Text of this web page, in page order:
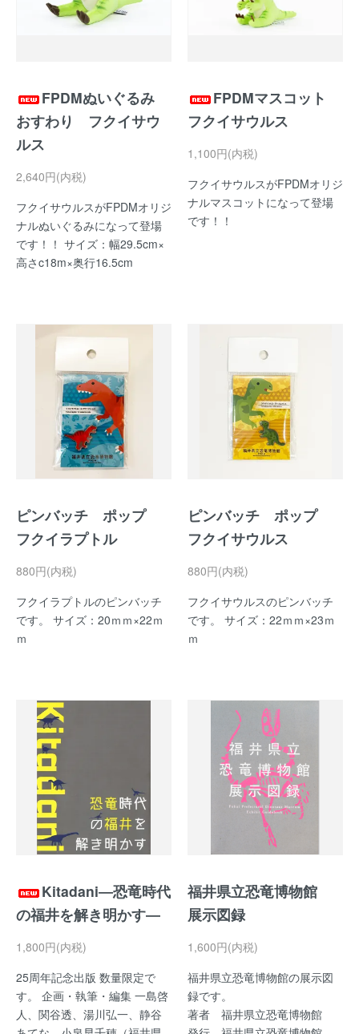
FPDMぬいぐるみ
おすわり フクイサウ
ルス
2,640円(内税)
フクイサウルスがFPDMオリジ
ナルぬいぐるみになって登場
です！！ サイズ：幅29.5cm×
高さc18m×奥行16.5cm
FPDMマスコット
フクイサウルス
1,100円(内税)
フクイサウルスがFPDMオリジ
ナルマスコットになって登場
です！！
ピンバッチ ポップ
フクイラプトル
880円(内税)
フクイラプトルのピンバッチ
です。 サイズ：20ｍｍ×22ｍ
ｍ
ピンバッチ ポップ
フクイサウルス
880円(内税)
フクイサウルスのピンバッチ
です。 サイズ：22ｍｍ×23ｍ
ｍ
Kitadani―恐竜時代
の福井を解き明かす―
1,800円(内税)
25周年記念出版 数量限定で
す。 企画・執筆・編集 一島啓
人、関谷透、湯川弘一、静谷
福井県立恐竜博物館
展示図録
1,600円(内税)
福井県立恐竜博物館の展示図
録です。
著者 福井県立恐竜博物館